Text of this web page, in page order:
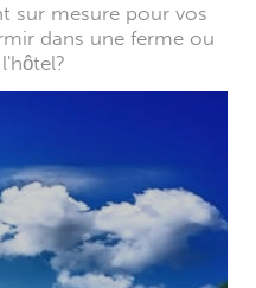
sur mesure pour vos
dans une ferme ou